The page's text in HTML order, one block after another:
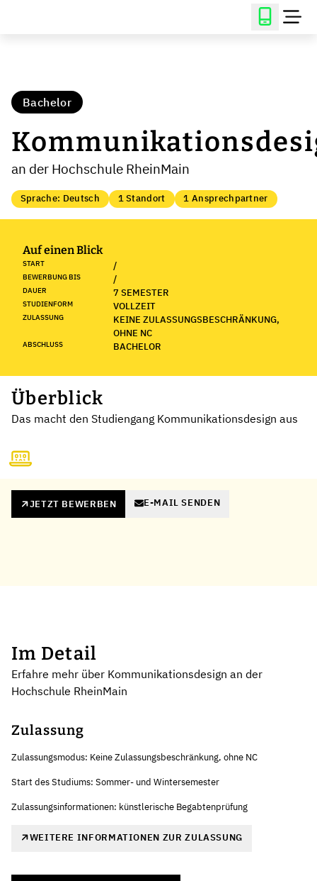
Bachelor
an der Hochschule RheinMain
Sprache: Deutsch 1 Standort 1 Ansprechpartner
Auf einen Blick
START /
BEWERBUNG BIS /
DAUER 7 SEMESTER
STUDIENFORM VOLLZEIT
ZULASSUNG
KEINE ZULASSUNGSBESCHRÄNKUNG,
OHNE NC
ABSCHLUSS BACHELOR
Überblick
Das macht den Studiengang Kommunikationsdesign aus
JETZT BEWERBEN E-MAIL SENDEN
Im Detail
Erfahre mehr über Kommunikationsdesign an der
Hochschule RheinMain
Zulassung
Zulassungsmodus: Keine Zulassungsbeschränkung, ohne NC
Start des Studiums: Sommer- und Wintersemester
Zulassungsinformationen: künstlerische Begabtenprüfung
WEITERE INFORMATIONEN ZUR ZULASSUNG